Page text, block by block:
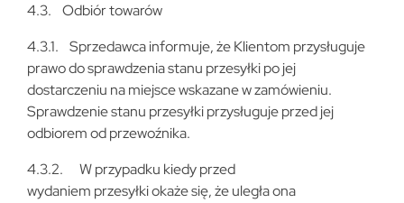
4.3. Odbiór towarów
4.3.1. Sprzedawca informuje, że Klientom przysługuje
prawo do sprawdzenia stanu przesyłki po jej
dostarczeniu na miejsce wskazane w zamówieniu.
Sprawdzenie stanu przesyłki przysługuje przed jej
odbiorem od przewoźnika.
4.3.2. W przypadku kiedy przed
wydaniem przesyłki okaże się, że uległa ona